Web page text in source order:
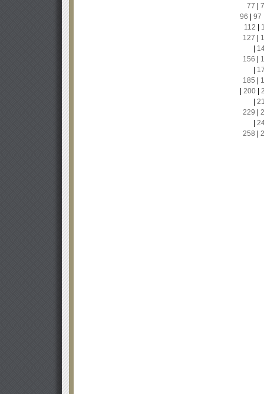
77
96
97
112
127
156
185
200|
229
258